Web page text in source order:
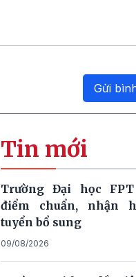
Gửi
Tin mới
Trường Đại học
điểm chuẩn, nhận
tuyển bổ sung
09/08/2026